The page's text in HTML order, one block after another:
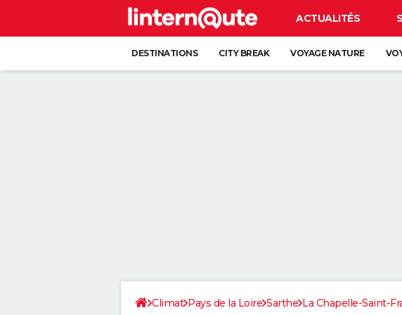
ACTUALITÉS
DESTINATIONS CITY BREAK VOYAGE NATURE
Climat Pays de la Loire Sarthe La Chapelle-Saint-